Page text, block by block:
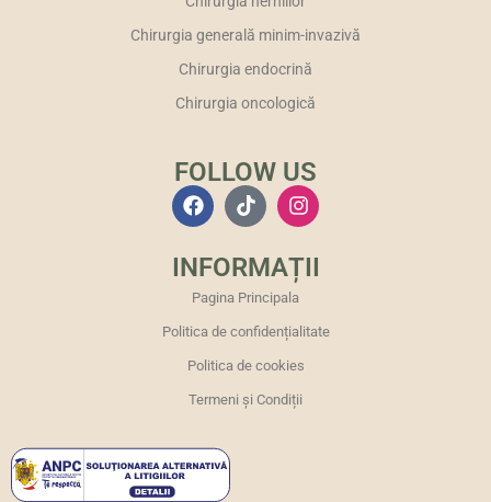
Chirurgia generală minim-invazivă
Chirurgia endocrină
Chirurgia oncologică
FOLLOW US
INFORMAȚII
Pagina Principala
Politica de confidențialitate
Politica de cookies
Termeni și Condiții